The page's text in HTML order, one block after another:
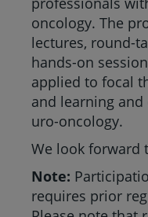
oncology. The
lectures, round-
hands-on
applied to focal
and learning
uro-oncology.
We look forward
Note:
requires prior